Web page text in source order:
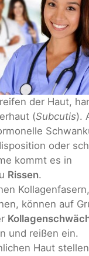
der Haut,
(Subcutis).
oder
kommt es in
Rissen.
können auf
und reißen ein.
Haut